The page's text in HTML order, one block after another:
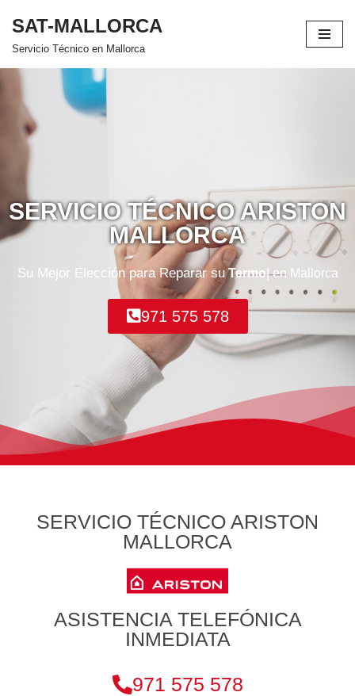
Saltar
SAT-MALLORCA
Servicio Técnico en Mallorca
SERVICIO TÉCNICO ARISTON
MALLORCA
Su Mejor Elección para Reparar su A en Mallorca
971 575 578
SERVICIO TÉCNICO ARISTON
MALLORCA
ASISTENCIA TELEFÓNICA
INMEDIATA
971 575 578